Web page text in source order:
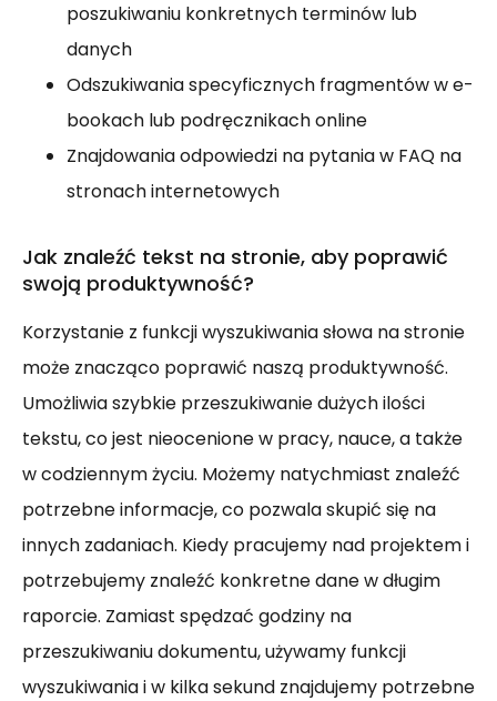
poszukiwaniu konkretnych terminów lub
danych
Odszukiwania specyficznych fragmentów w e-
bookach lub podręcznikach online
Znajdowania odpowiedzi na pytania w FAQ na
stronach internetowych
Jak znaleźć tekst na stronie, aby poprawić
swoją produktywność?
Korzystanie z funkcji wyszukiwania słowa na stronie
może znacząco poprawić naszą produktywność.
Umożliwia szybkie przeszukiwanie dużych ilości
tekstu, co jest nieocenione w pracy, nauce, a także
w codziennym życiu. Możemy natychmiast znaleźć
potrzebne informacje, co pozwala skupić się na
innych zadaniach. Kiedy pracujemy nad projektem i
potrzebujemy znaleźć konkretne dane w długim
raporcie. Zamiast spędzać godziny na
przeszukiwaniu dokumentu, używamy funkcji
wyszukiwania i w kilka sekund znajdujemy potrzebne